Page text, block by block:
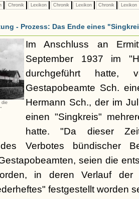
Chronik Lexikon Chronik Lexikon Chronik Lexikon
- Prozess: Das Ende eines
die
Im Anschluss an
September 1937 im
durchgeführt hatte,
Gestapobeamte Sch.
Hermann Sch., der im
einen "Singkreis"
hatte. "Da dieser
des Verbotes bündischer
seien die
in deren Verlauf der
festgestellt worden